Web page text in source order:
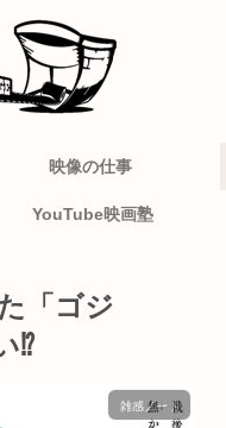
映像の仕事
YouTube映画塾
「ゴジ
⁉
雑感ノート